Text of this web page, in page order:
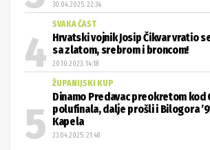
30.04.2025. 22:34
SVAKA ČAST
Hrvatski vojnik Josip Čikvar vratio
sa zlatom, srebrom i broncom!
20.10.2023. 14:18
ŽUPANIJSKI KUP
Dinamo Predavac preokretom kod
polufinala, dalje prošli i Bilogora
Kapela
23.04.2025. 21:48